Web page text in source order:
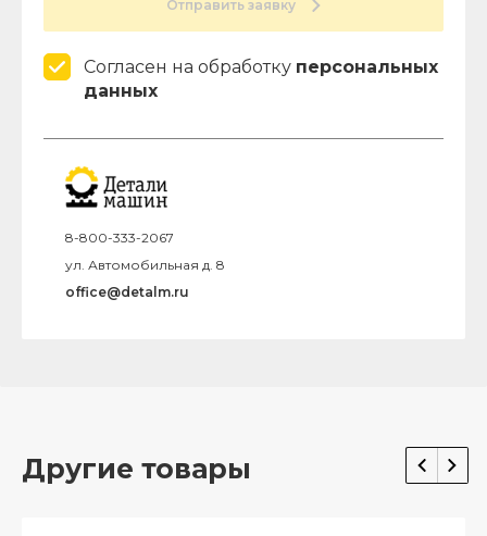
Отправить заявку
Согласен на обработку персональных
данных
8-800-333-2067
ул. Автомобильная д. 8
office@detalm.ru
Другие товары